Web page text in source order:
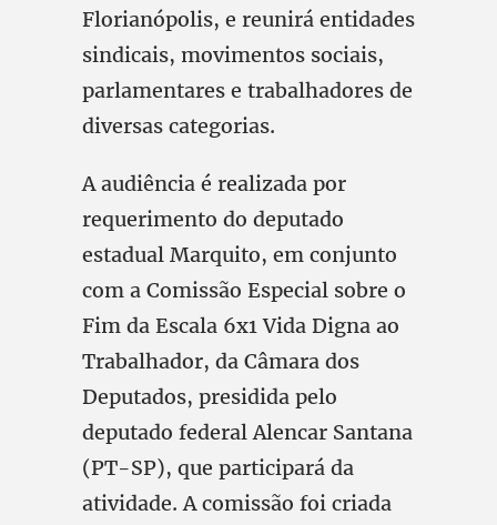
Florianópolis, e reunirá entidades
sindicais, movimentos sociais,
parlamentares e trabalhadores de
diversas categorias.
A audiência é realizada por
requerimento do deputado
estadual Marquito, em conjunto
com a Comissão Especial sobre o
Fim da Escala 6x1 Vida Digna ao
Trabalhador, da Câmara dos
Deputados, presidida pelo
deputado federal Alencar Santana
(PT-SP), que participará da
atividade. A comissão foi criada